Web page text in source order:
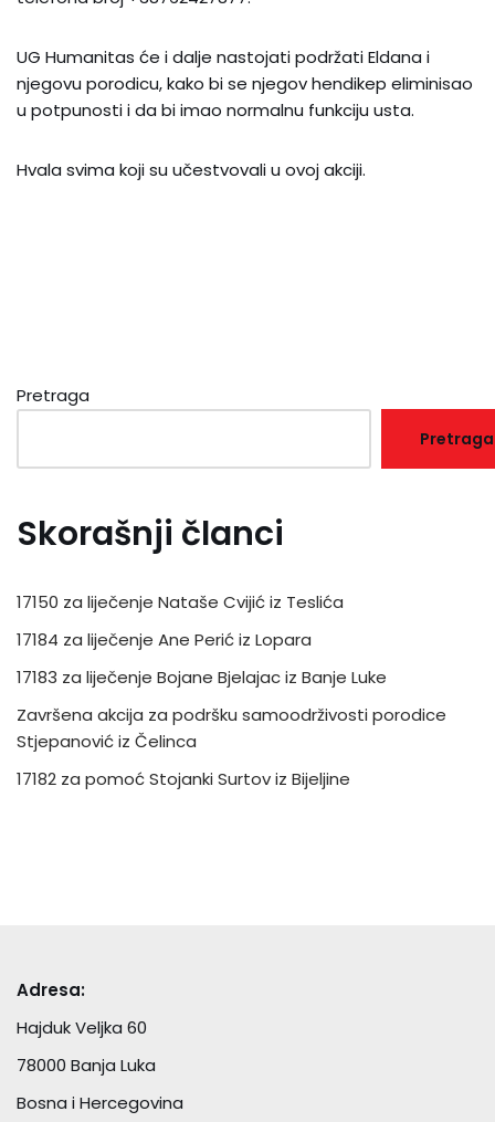
UG Humanitas će i dalje nastojati podržati Eldana i
njegovu porodicu, kako bi se njegov hendikep eliminisao
u potpunosti i da bi imao normalnu funkciju usta.
Hvala svima koji su učestvovali u ovoj akciji.
Pretraga
Pretraga
Skorašnji članci
17150 za liječenje Nataše Cvijić iz Teslića
17184 za liječenje Ane Perić iz Lopara
17183 za liječenje Bojane Bjelajac iz Banje Luke
Završena akcija za podršku samoodrživosti porodice
Stjepanović iz Čelinca
17182 za pomoć Stojanki Surtov iz Bijeljine
Adresa:
Hajduk Veljka 60
78000 Banja Luka
Bosna i Hercegovina